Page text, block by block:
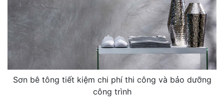
Sơn bê tông tiết kiệm chi phí thi công và bảo dưỡng
công trình